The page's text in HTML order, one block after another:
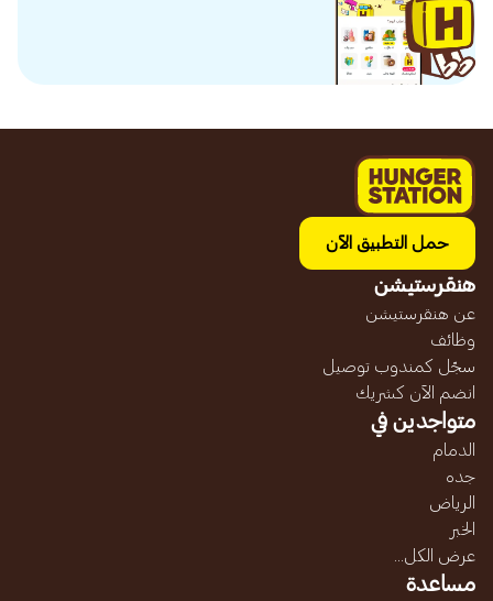
حمل التطبيق الآن
هنقرستيشن
عن هنقرستيشن
وظائف
سجّل كمندوب توصيل
انضم الآن كشريك
متواجدين في
الدمام
جده
الرياض
الخبر
عرض الكل...
مساعدة